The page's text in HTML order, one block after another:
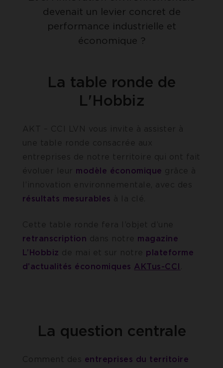
devenait un levier concret de
performance industrielle et
économique ?
La table ronde de
L'Hobbiz
AKT – CCI LVN vous invite à assister à
une table ronde consacrée aux
entreprises de notre territoire qui ont fait
évoluer leur modèle économique grâce à
l’innovation environnementale, avec des
résultats mesurables à la clé.
Cette table ronde fera l’objet d’une
retranscription dans notre magazine
L’Hobbiz de mai et sur notre plateforme
d’actualités économiques AKTus-CCI .
La question centrale
Comment des entreprises du territoire